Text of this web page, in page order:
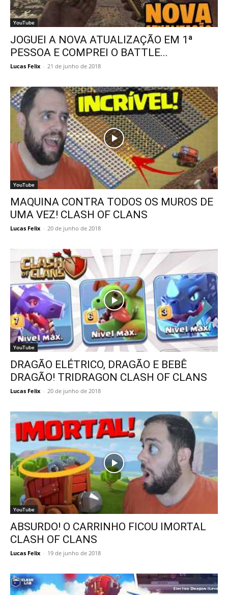
YouTube
JOGUEI A NOVA ATUALIZAÇÃO EM 1ª
PESSOA E COMPREI O BATTLE...
Lucas Felix - 21 de junho de 2018
YouTube
MAQUINA CONTRA TODOS OS MUROS DE
UMA VEZ! CLASH OF CLANS
Lucas Felix - 20 de junho de 2018
YouTube
DRAGÃO ELÉTRICO, DRAGÃO E BEBÊ
DRAGÃO! TRIDRAGON CLASH OF CLANS
Lucas Felix - 20 de junho de 2018
YouTube
ABSURDO! O CARRINHO FICOU IMORTAL
CLASH OF CLANS
Lucas Felix - 19 de junho de 2018